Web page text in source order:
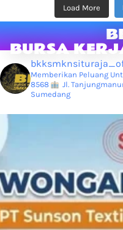
Load More
BURSA
Memberikan Peluang
8568
Jl.
Sumedang